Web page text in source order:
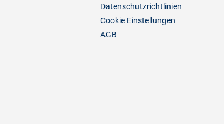
Datenschutzrichtlinien
Cookie Einstellungen
AGB